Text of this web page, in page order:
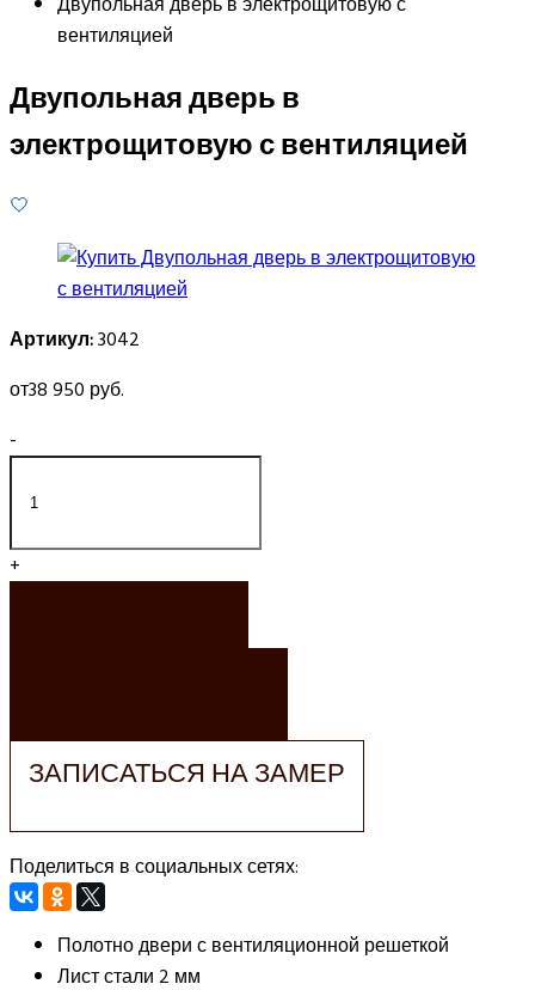
вентиляцией
Двупольная дверь в
электрощитовую с вентиляцией
Артикул:3042
от38 950 руб.
-
+
ЗАПИСАТЬСЯ НА ЗАМЕР
Поделиться в социальных сетях:
Полотно дверис вентиляционной решеткой
Лист стали 2 мм